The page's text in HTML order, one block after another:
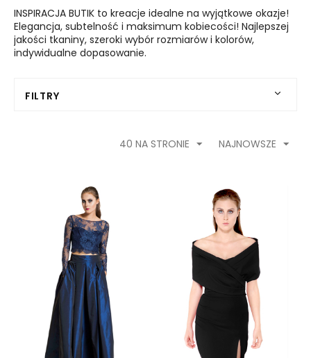
INSPIRACJA BUTIK to kreacje idealne na wyjątkowe okazje!
Elegancja, subtelność i maksimum kobiecości! Najlepszej
jakości tkaniny, szeroki wybór rozmiarów i kolorów,
indywidualne dopasowanie.
FILTRY
NAJNOWSZE
40 NA STRONIE